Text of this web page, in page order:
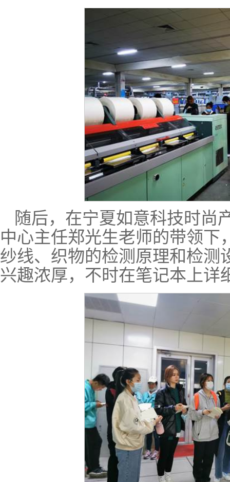
随后，在宁夏如意科技时尚
中心主任郑光生老师的带领下
纱线、织物的检测原理和检测
兴趣浓厚，不时在笔记本上详